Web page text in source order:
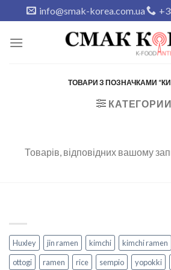
to
content
info@smak-korea.com.ua
ТОВАРИ З ПОЗНАЧКАМИ
КАТЕГОРИИ
Товарів, відповідних вашому
Huxley jin ramen kimchi kimchi ramen
ottogi
ramen rice sempio yopokki